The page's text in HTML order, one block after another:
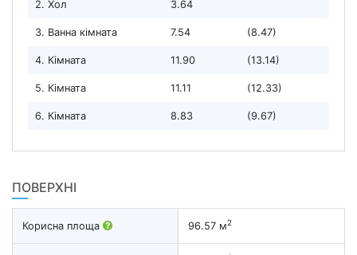
2. Хол 3.64
3. Ванна кімната 7.54 (8.47)
4. Кімната 11.90 (13.14)
5. Кімната 11.11 (12.33)
6. Кімната 8.83 (9.67)
ПОВЕРХНІ
Корисна площа 96.57 м2